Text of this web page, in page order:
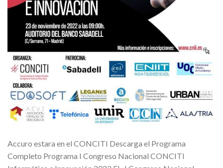
Accuro estara en el CONCITI Descarga el Programa
Completo Programa I Congreso Nacional CONCITI